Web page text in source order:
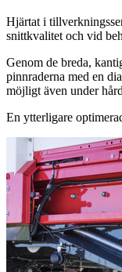
Hjärtat i
snittkvalitet och vid
Genom de breda,
pinnraderna med en
möjligt även under
En ytterligare